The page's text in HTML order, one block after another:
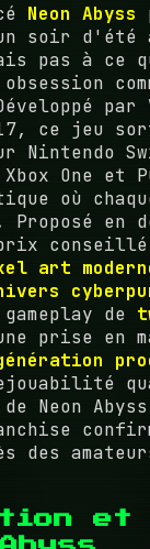
Neon Abyss
soir d'été
pas à ce
par
ce jeu
Nintendo
One et
où
Proposé en
prix
art
de
prise en
Neon
des
et